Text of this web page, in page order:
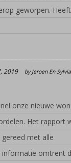
geworpen.
2019 byJeroen En Sylvia
onze nieuwe
Het rapport
met alle
informatie omtrent